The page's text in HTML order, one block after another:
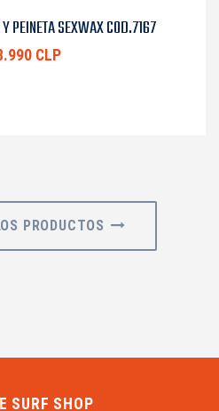
PEINETA SEXWAX COD.7167
CLP
PRODUCTOS
SURF SHOP